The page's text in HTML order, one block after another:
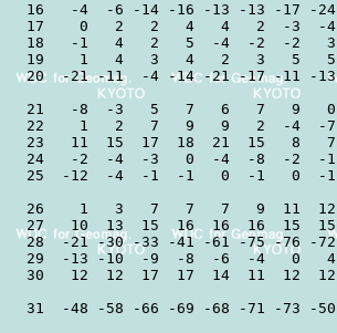
16   -4  -6 -14 -16 -13 -13 -17 -
17    0   2   2   4   4   2  -3  -4
18   -1   4   2   5  -4  -2  -2   3
19    1   4   3   4   2   3   5
20  -21 -11  -4 -14 -21 -17 -11 -
21   -8  -3   5   7   6   7   9
22    1   2   7   9   9   2  -4  -7
23   11  15  17  18  21  15   8
24   -2  -4  -3   0  -4  -8  -2  -1
25  -12  -4  -1  -1   0  -1   0
26    1   3   7   7   7   9  11
27   10  13  15  16  16  16  15
28  -21 -30 -33 -41 -61 -75 -76 -
29  -13 -10  -9  -8  -6  -4   0
30   12  12  17  17  14  11  12